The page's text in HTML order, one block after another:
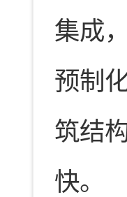
集成
预制
筑结
快。